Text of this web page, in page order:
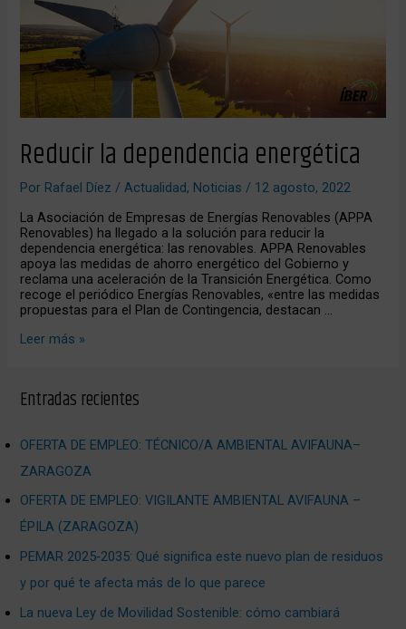
Reducir la dependencia energética
Por Rafael Díez/Actualidad, Noticias / 12 agosto, 2022
La Asociación de Empresas de Energías Renovables (APPA
Renovables) ha llegado a la solución para reducir la
dependencia energética: las renovables. APPA Renovables
apoya las medidas de ahorro energético del Gobierno y
reclama una aceleración de la Transición Energética. Como
recoge el periódico Energías Renovables, «entre las medidas
propuestas para el Plan de Contingencia, destacan …
Leer más »
Entradas recientes
OFERTA DE EMPLEO: TÉCNICO/A AMBIENTAL AVIFAUNA–
ZARAGOZA
OFERTA DE EMPLEO: VIGILANTE AMBIENTAL AVIFAUNA –
ÉPILA (ZARAGOZA)
PEMAR 2025‑2035: Qué significa este nuevo plan de residuos
y por qué te afecta más de lo que parece
La nueva Ley de Movilidad Sostenible: cómo cambiará